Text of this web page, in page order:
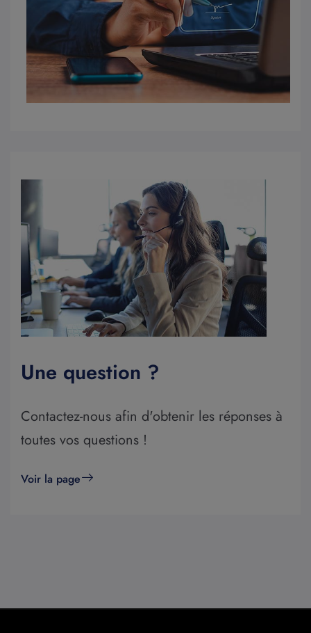
Une question ?
Contactez-nous afin d'obtenir les réponses à
toutes vos questions !
Voir la page